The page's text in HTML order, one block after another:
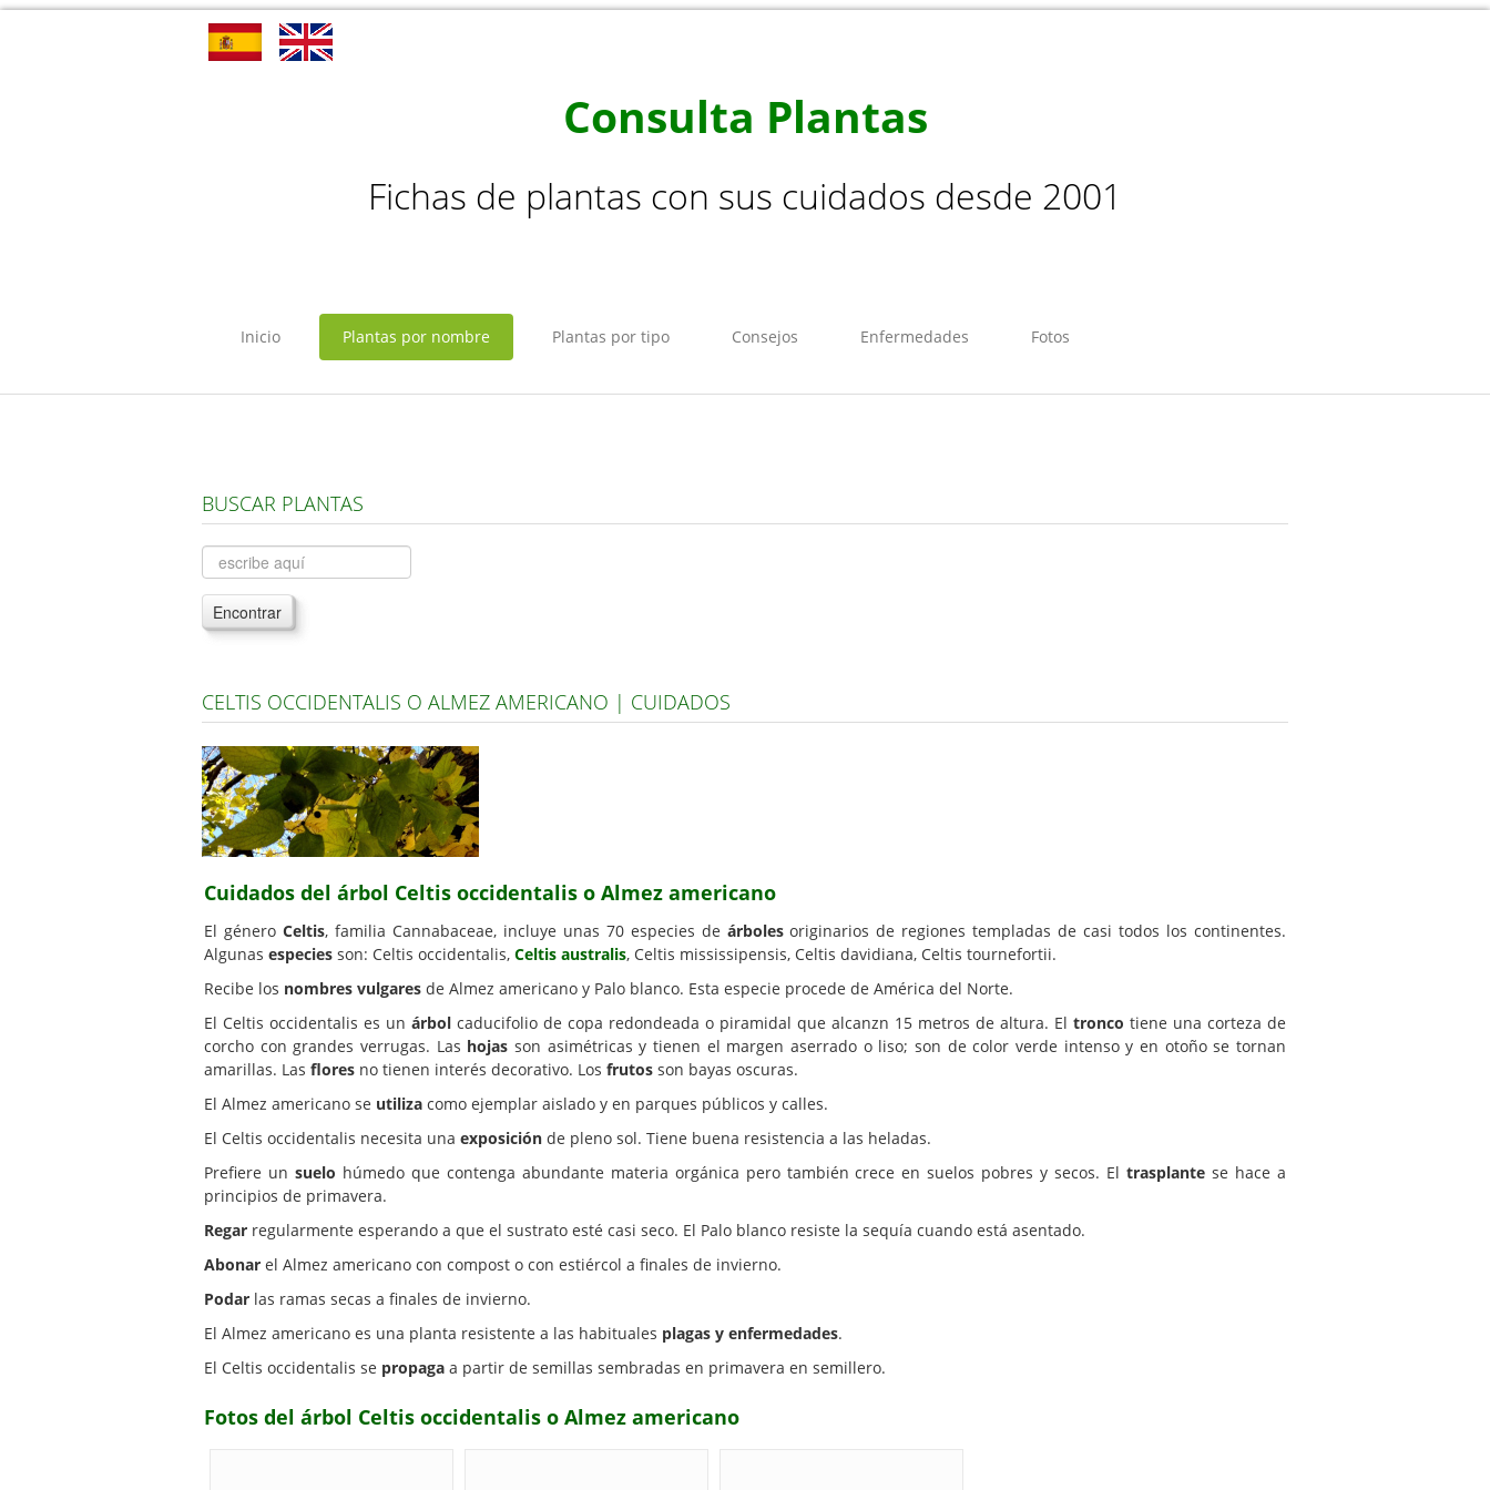
Consulta Plantas
Fichas de plantas con sus cuidados desde 2001
Inicio Plantas por nombre Plantas por tipo Consejos Enfermedades Fotos
BUSCAR PLANTAS
Encontrar
CELTIS OCCIDENTALIS O ALMEZ AMERICANO | CUIDADOS
Cuidados del árbol Celtis occidentalis o Almez americano
El género Celtis, familia Cannabaceae, incluye unas 70 especies de árbolesoriginarios de regiones templadas de casi todos los continentes.
Algunas especies son: Celtis occidentalis, Celtis australis, Celtis mississipensis, Celtis davidiana, Celtis tournefortii.
Recibe los nombres vulgares de Almez americano y Palo blanco. Esta especie procede de América del Norte.
El Celtis occidentalis es un árbol caducifolio de copa redondeada o piramidal que alcanzn 15 metros de altura. El tronco tiene una corteza de
corcho con grandes verrugas. Las hojas son asimétricas y tienen el margen aserrado o liso; son de color verde intenso y en otoño se tornan
amarillas. Las flores no tienen interés decorativo. Los frutos son bayas oscuras.
El Almez americano se utiliza como ejemplar aislado y en parques públicos y calles.
El Celtis occidentalis necesita una exposición de pleno sol. Tiene buena resistencia a las heladas.
Prefiere un suelo húmedo que contenga abundante materia orgánica pero también crece en suelos pobres y secos. Eltrasplante se hace a
principios de primavera.
Regar regularmente esperando a que el sustrato esté casi seco. El Palo blanco resiste la sequía cuando está asentado.
Abonar el Almez americano con compost o con estiércol a finales de invierno.
Podar las ramas secas a finales de invierno.
El Almez americano es una planta resistente a las habituales plagas y enfermedades.
El Celtis occidentalis se propaga a partir de semillas sembradas en primavera en semillero.
Fotos del árbol Celtis occidentalis o Almez americano